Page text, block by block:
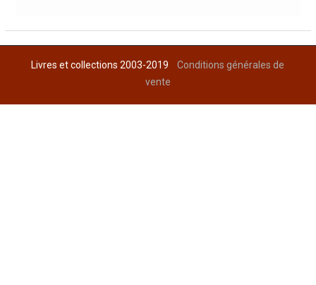
Livres et collections 2003-2019Conditions générales de
vente